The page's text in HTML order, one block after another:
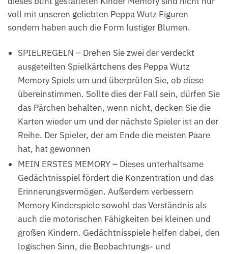
voll mit unseren geliebten Peppa Wutz Figuren
sondern haben auch die Form lustiger Blumen.
SPIELREGELN – Drehen Sie zwei der verdeckt
ausgeteilten Spielkärtchens des Peppa Wutz
Memory Spiels um und überprüfen Sie, ob diese
übereinstimmen. Sollte dies der Fall sein, dürfen Sie
das Pärchen behalten, wenn nicht, decken Sie die
Karten wieder um und der nächste Spieler ist an der
Reihe. Der Spieler, der am Ende die meisten Paare
hat, hat gewonnen
MEIN ERSTES MEMORY – Dieses unterhaltsame
Gedächtnisspiel fördert die Konzentration und das
Erinnerungsvermögen. Außerdem verbessern
Memory Kinderspiele sowohl das Verständnis als
auch die motorischen Fähigkeiten bei kleinen und
großen Kindern. Gedächtnisspiele helfen dabei, den
logischen Sinn, die Beobachtungs- und